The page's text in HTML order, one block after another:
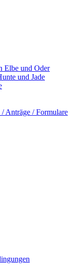
El­be und Oder
und Ja­de
An­trä­ge / For­mu­la­re